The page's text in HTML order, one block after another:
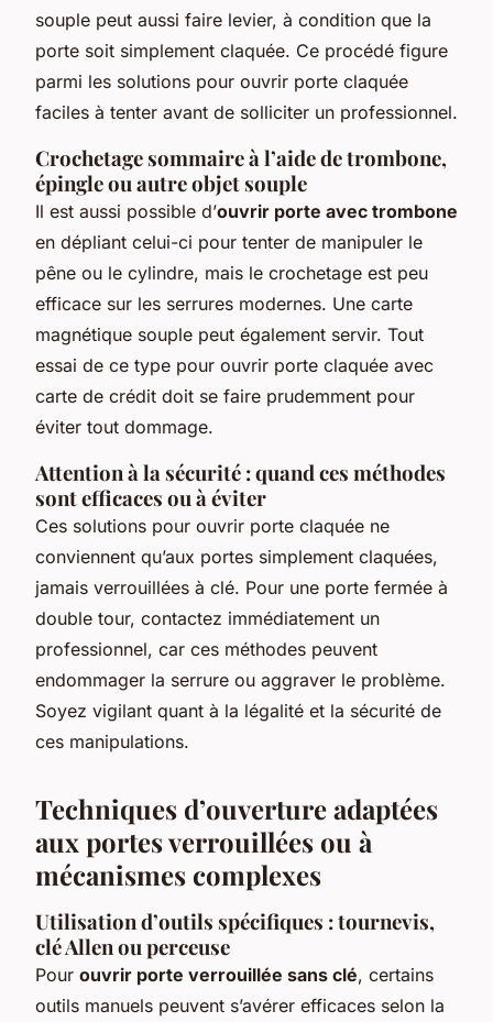
souple peut aussi faire levier, à condition que la
porte soit simplement claquée. Ce procédé figure
parmi les solutions pour ouvrir porte claquée
faciles à tenter avant de solliciter un professionnel.
Crochetage sommaire à l’aide de trombone,
épingle ou autre objet souple
Il est aussi possible d’ouvrir porte avec trombone
en dépliant celui-ci pour tenter de manipuler le
pêne ou le cylindre, mais le crochetage est peu
efficace sur les serrures modernes. Une carte
magnétique souple peut également servir. Tout
essai de ce type pour ouvrir porte claquée avec
carte de crédit doit se faire prudemment pour
éviter tout dommage.
Attention à la sécurité : quand ces méthodes
sont efficaces ou à éviter
Ces solutions pour ouvrir porte claquée ne
conviennent qu’aux portes simplement claquées,
jamais verrouillées à clé. Pour une porte fermée à
double tour, contactez immédiatement un
professionnel, car ces méthodes peuvent
endommager la serrure ou aggraver le problème.
Soyez vigilant quant à la légalité et la sécurité de
ces manipulations.
Techniques d’ouverture adaptées
aux portes verrouillées ou à
mécanismes complexes
Utilisation d’outils spécifiques : tournevis,
clé Allen ou perceuse
Pour ouvrir porte verrouillée sans clé, certains
outils manuels peuvent s’avérer efficaces selon la